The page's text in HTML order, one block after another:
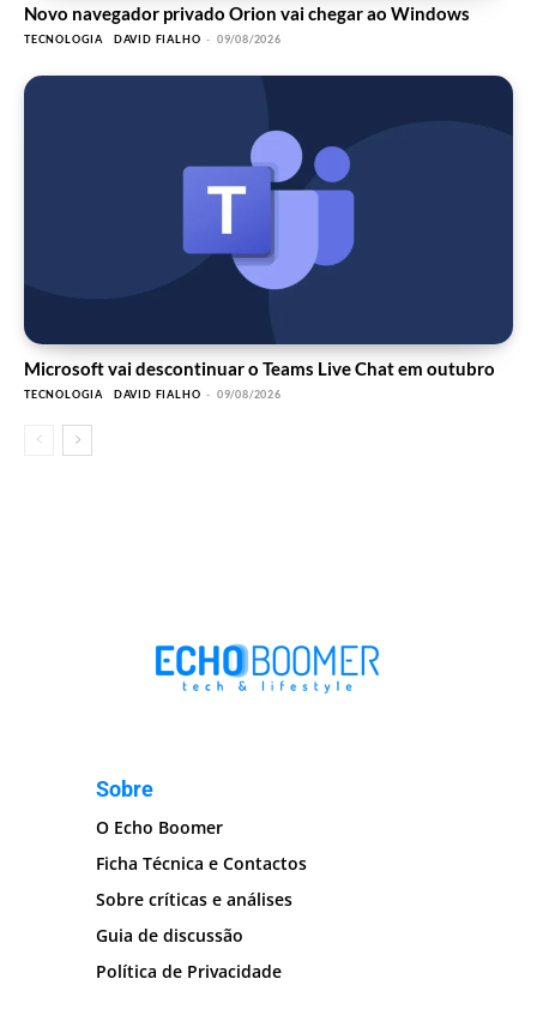
Novo navegador privado Orion vai chegar ao Windows
TECNOLOGIA DAVID FIALHO - 09/08/2026
Microsoft vai descontinuar o Teams Live Chat em outubro
TECNOLOGIA DAVID FIALHO - 09/08/2026
Sobre
O Echo Boomer
Ficha Técnica e Contactos
Sobre críticas e análises
Guia de discussão
Política de Privacidade